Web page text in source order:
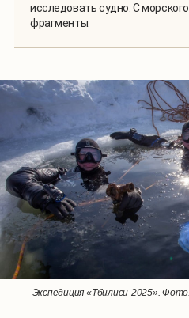
исследовать судно. С
фрагменты.
Экспедиция «Тбилиси-2025».
Участники экспедиции. Фото:
Пароход «Тбилиси»,